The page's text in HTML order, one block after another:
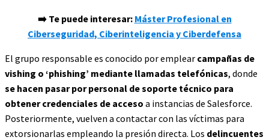
➡️ Te puede interesar: Máster Profesional en
Ciberseguridad, Ciberinteligencia y Ciberdefensa
El grupo responsable es conocido por emplear campañas de
vishing o ‘phishing’ mediante llamadas telefónicas, donde
se hacen pasar por personal de soporte técnico para
obtener credenciales de acceso a instancias de Salesforce.
Posteriormente, vuelven a contactar con las víctimas para
extorsionarlas empleando la presión directa. Los delincuentes